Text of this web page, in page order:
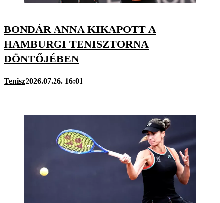
BONDÁR ANNA KIKAPOTT A
HAMBURGI TENISZTORNA
DÖNTŐJÉBEN
Tenisz2026.07.26. 16:01